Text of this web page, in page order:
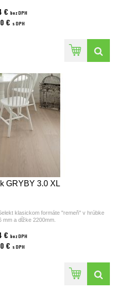
z laku v odtieni
povrchu bez kartáča. Cena za 1m2
€ bez DPH
€ s DPH
GRYBY 3.0 XL
klasickom formáte "remeň" v hrúbke
mm a dĺžke 2200mm.
z laku v odtieni
povrchu bez kartáča. Cena za 1m2
€ bez DPH
€ s DPH